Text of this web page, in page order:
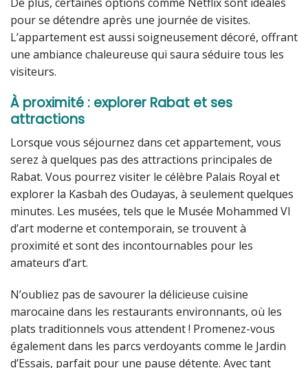
pour se détendre après une journée de visites.
L’appartement est aussi soigneusement décoré, offrant
une ambiance chaleureuse qui saura séduire tous les
visiteurs.
À proximité : explorer Rabat et ses
attractions
Lorsque vous séjournez dans cet appartement, vous
serez à quelques pas des attractions principales de
Rabat. Vous pourrez visiter le célèbre Palais Royal et
explorer la Kasbah des Oudayas, à seulement quelques
minutes. Les musées, tels que le Musée Mohammed VI
d’art moderne et contemporain, se trouvent à
proximité et sont des incontournables pour les
amateurs d’art.
N’oubliez pas de savourer la délicieuse cuisine
marocaine dans les restaurants environnants, où les
plats traditionnels vous attendent ! Promenez-vous
également dans les parcs verdoyants comme le Jardin
d’Essais, parfait pour une pause détente. Avec tant